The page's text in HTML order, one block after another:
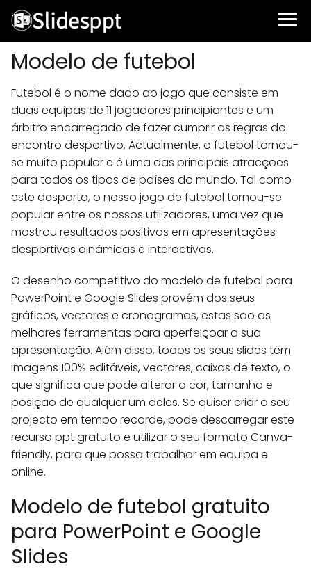
Modelo de futebol
Futebol é o nome dado ao jogo que consiste em
duas equipas de 11 jogadores principiantes e um
árbitro encarregado de fazer cumprir as regras do
encontro desportivo. Actualmente, o futebol tornou-
se muito popular e é uma das principais atracções
para todos os tipos de países do mundo. Tal como
este desporto, o nosso jogo de futebol tornou-se
popular entre os nossos utilizadores, uma vez que
mostrou resultados positivos em apresentações
desportivas dinâmicas e interactivas.
O desenho competitivo do modelo de futebol para
PowerPoint e Google Slides provém dos seus
gráficos, vectores e cronogramas, estas são as
melhores ferramentas para aperfeiçoar a sua
apresentação. Além disso, todos os seus slides têm
imagens 100% editáveis, vectores, caixas de texto, o
que significa que pode alterar a cor, tamanho e
posição de qualquer um deles. Se quiser criar o seu
projecto em tempo recorde, pode descarregar este
recurso ppt gratuito e utilizar o seu formato Canva-
friendly, para que possa trabalhar em equipa e
online.
Modelo de futebol gratuito
para PowerPoint e Google
Slides